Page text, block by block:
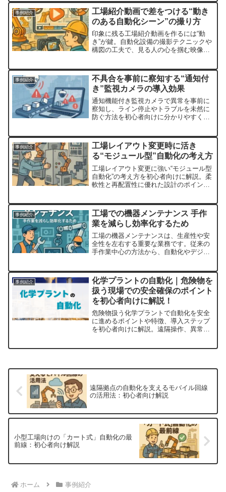
事例紹介
工場紹介動画で差をつける“動き
のある自動化シーン”の撮り方
印象に残る工場紹介動画を作るには“動
き”が鍵。自動化設備の撮影テクニックや
構図の工夫で、見る人の心を掴む映像演
事例紹介
不具合を事前に察知する“通知付
き”監視カメラの導入効果
通知機能付き監視カメラで異常を事前に
察知し、ライン停止やトラブルを未然に
防ぐ方法を初心者向けに分かりやすく解
事例紹介
工場レイアウト変更時に活き
る“モジュール型”自動化の考え方
工場レイアウト変更に強い“モジュール型
自動化”の考え方を初心者向けに解説。柔
軟性と再配置性に優れた設計のポイント
事例紹介
工場での機器メンテナンス 手作
業を減らし効率化するため
工場の機器メンテナンスは、生産性や安
全性を左右する重要な業務です。従来の
手作業中心の方法から、自動化やデジタ
スト削減やダウンタイムの防止だけでな
く、現場の負担軽減にもつながります。
これからの工場運営において、自動化さ
れたメンテナンスは欠かせない要素にな
るでしょう。
事例紹介
化学プラントの自動化｜危険物を
扱う現場での安全確保のポイント
を初心者向けに解説！
危険物扱う化学プラントで自動化を安全
に進めるポイントや特徴、導入ステップ
を初心者向けに解説。遠隔操作、異常検
遠隔拠点の自動化を支えるモバイル回線
の活用法：初心者向け解説
小型工場向けの「カート式」自動化の最
前線：初心者向け解説
ホーム 事例紹介